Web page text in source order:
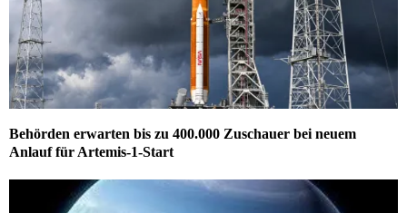
Behörden erwarten bis zu 400.000 Zuschauer bei neuem
Anlauf für Artemis-1-Start